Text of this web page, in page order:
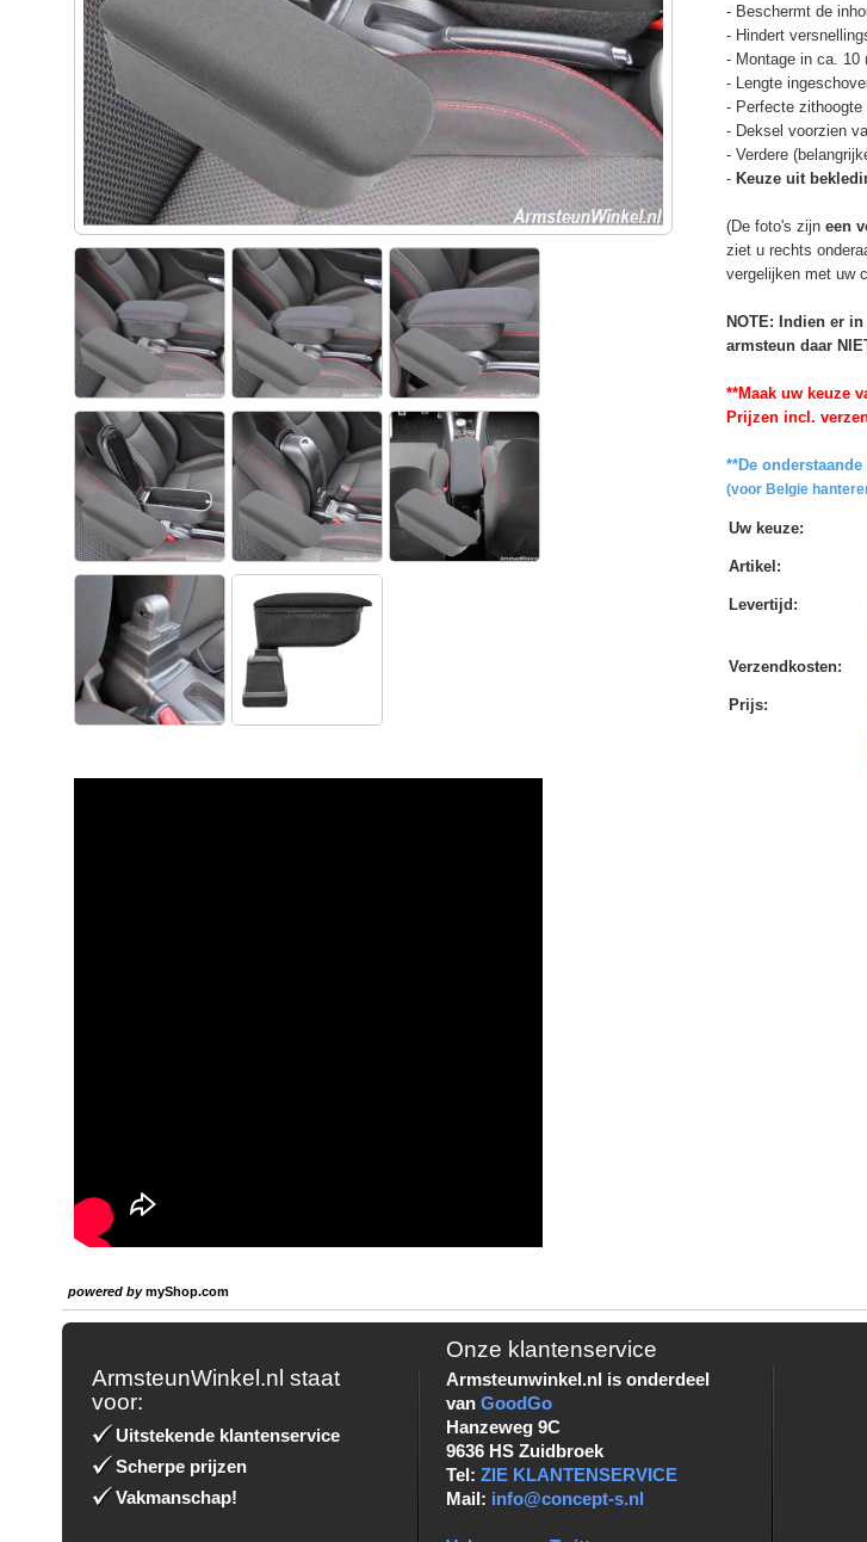
- Beschermt de
- Hindert
- Montage in ca. 10
- Lengte
- Perfecte zithoogte
- Deksel voorzien
- Verdere
- Keuze uit
(De foto's zijn een
ziet u rechts
vergelijken met uw
NOTE: Indien er
armsteun daar
**Maak uw keuze
Prijzen incl.
**De
(voor Belgie
Uw keuze:
Artikel :
Levertijd :
Verzendkosten:
Prijs:
powered bymyShop.com
ArmsteunWinkel.nl staat
voor:
Uitstekende klantenservice
Scherpe prijzen
Vakmanschap!
Onze klantenservice
Armsteunwinkel.nl is onderdeel
vanGoodGo
Hanzeweg 9C
9636 HS Zuidbroek
Tel:ZIE KLANTENSERVICE
Mail: info@concept-s.nl